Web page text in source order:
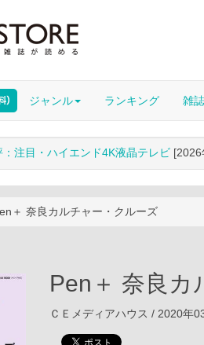
ジャンル ランキング 雑
：注目・ハイエンド4K液晶テレビ
＋ 奈良カルチャー・クルーズ
Pen＋ 奈良カ
ＣＥメディアハウス / 2020年